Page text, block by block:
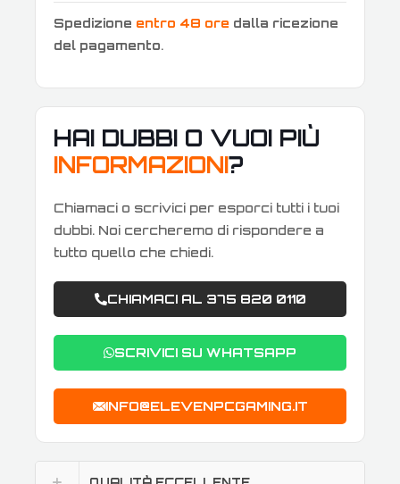
Spedizione entro 48 ore dalla ricezione
del pagamento.
HAI DUBBI O VUOI PIÙ
INFORMAZIONI?
Chiamaci o scrivici per esporci tutti i tuoi
dubbi. Noi cercheremo di rispondere a
tutto quello che chiedi.
CHIAMACI AL 375 820 0110
SCRIVICI SU WHATSAPP
INFO@ELEVENPCGAMING.IT